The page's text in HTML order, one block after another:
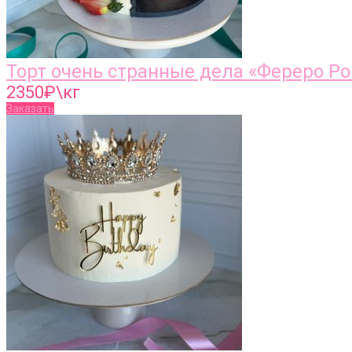
Торт очень странные дела «Фереро
2350₽\кг
Заказать